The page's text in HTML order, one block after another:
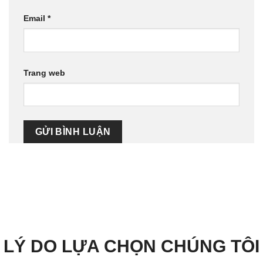
Email *
Trang web
LÝ DO LỰA CHỌN CHÚNG TÔI